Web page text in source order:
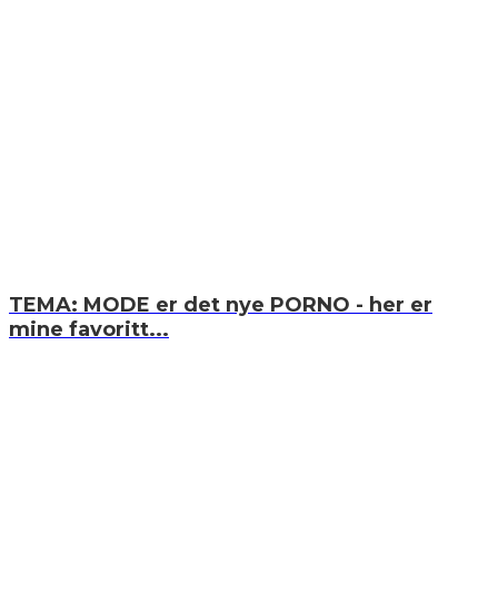
TEMA: MODE er det nye PORNO - her er
mine favoritt...